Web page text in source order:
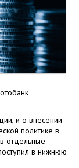
и о внесении
политике в
отдельные
в нижнюю